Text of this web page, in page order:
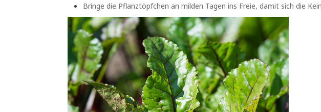
Bringe die Pflanztöpfchen an milden Tagen ins Freie, damit sich die